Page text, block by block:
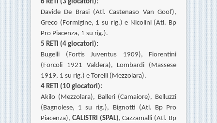
6 RETI (3 giocatori):
Davide De Brasi (Atl. Castenaso Van Goof),
Greco (Formigine, 1 su rig.) e Nicolini (Atl. Bp
Pro Piacenza, 1 su rig.).
5 RETI (4 giocatori):
Bugelli (Fortis Juventus 1909), Fiorentini
(Forcoli 1921 Valdera), Lombardi (Massese
1919, 1 su rig.) e Torelli (Mezzolara).
4 RETI (10 giocatori):
Akilo (Mezzolara), Balleri (Camaiore), Belluzzi
(Bagnolese, 1 su rig.), Bignotti (Atl. Bp Pro
Piacenza), CALISTRI (SPAL),Cazzamalli (Atl. Bp